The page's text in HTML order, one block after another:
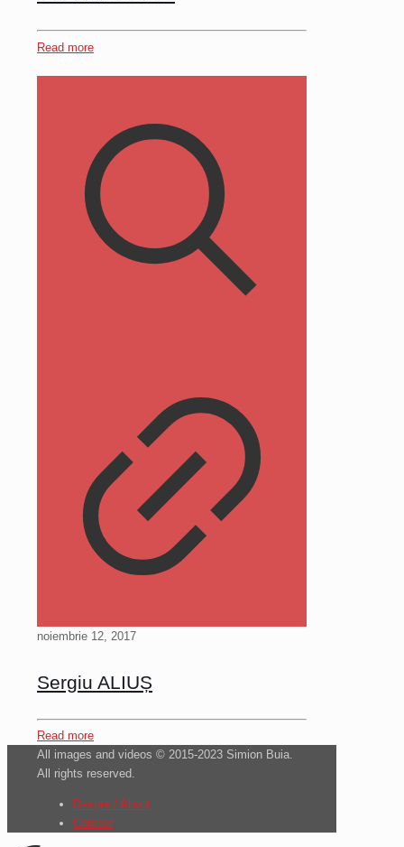
Read more
noiembrie 12, 2017
Sergiu ALIUȘ
Read more
All images and videos © 2015-2023 Simion Buia.
All rights reserved.
Despre / About
Contact